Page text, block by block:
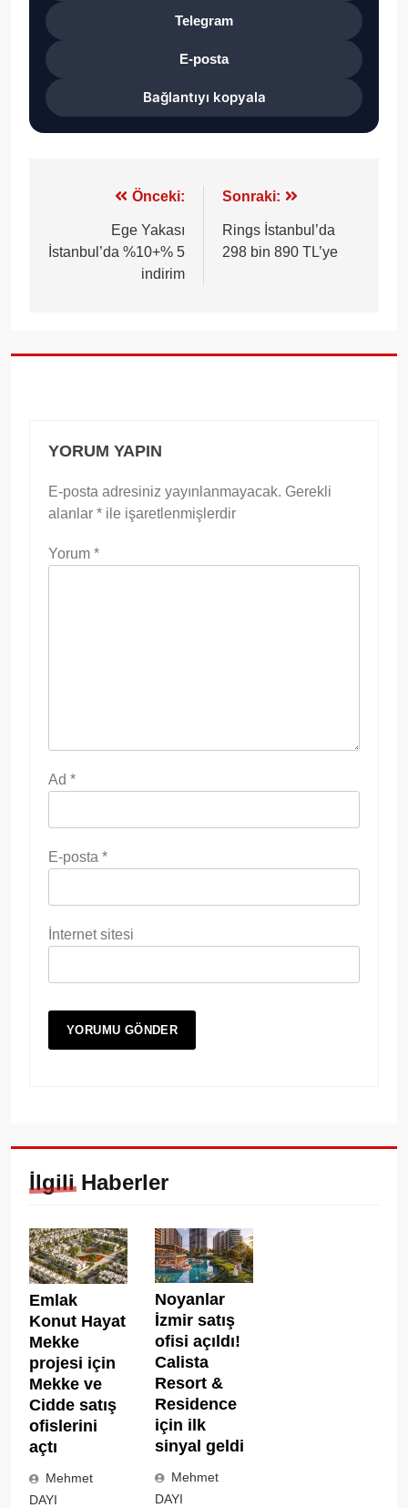
Telegram
E-posta
Bağlantıyı kopyala
gezinmesi
Önceki:
Ege Yakası
İstanbul’da %10+% 5
indirim
Sonraki:
Rings İstanbul’da
298 bin 890 TL’ye
YORUM YAPIN
E-posta adresiniz yayınlanmayacak. Gerekli
alanlar * ile işaretlenmişlerdir
Yorum *
Ad *
E-posta *
İnternet sitesi
İlgili Haberler
Emlak
Konut Hayat
Mekke
projesi için
Mekke ve
Cidde satış
ofislerini
açtı
Mehmet
DAYI
Noyanlar
İzmir satış
ofisi açıldı!
Calista
Resort &
Residence
için ilk
sinyal geldi
Mehmet
DAYI